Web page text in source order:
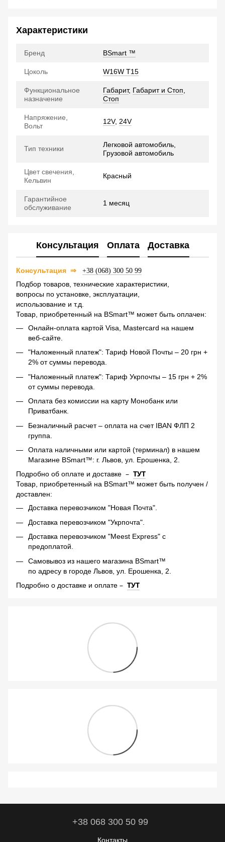
Характеристики
Бренд BSmart ™
Цоколь W16W T15
Функциональное
назначение
Габарит, Габарит и Стоп
Стоп
Напряжение,
Вольт
12V, 24V
Тип техники
Легковой автомобиль,
Грузовой автомобиль
Цвет свечения,
Кельвин
Красный
Гарантийное
обслуживание
1 месяц
Консультация Оплата Доставка
Консультация ⇒ +38 (068) 300 50 99
Подбор товаров, технические характеристики,
вопросы по установке, эксплуатации,
использование и т.д.
Товар, приобретенный на BSmart™ может быть оплачен:
Онлайн-оплата картой Visa, Mastercard на нашем
веб-сайте.
"Наложенный платеж": Тариф Новой Почты – 20 грн +
2% от суммы перевода.
"Наложенный платеж": Тариф Укрпочты – 15 грн + 2%
от суммы перевода.
Оплата без комиссии на карту Монобанк или
Приватбанк.
Безналичный расчет – оплата на счет IBAN ФЛП 2
группа.
Оплата наличными или картой (терминал) в нашем
Магазине BSmart™: г. Львов, ул. Ерошенка, 2.
Подробно об оплате и доставке – ТУТ
Товар, приобретенный на BSmart™ может быть получен /
доставлен:
Доставка перевозчиком "Новая Почта".
Доставка перевозчиком "Укрпочта".
Доставка перевозчиком "Meest Express" с
предоплатой.
Самовывоз из нашего магазина BSmart™
по адресу в городе Львов, ул. Ерошенка, 2.
Подробно о доставке и оплате – ТУТ
+38 068 300 50 99
Контакты